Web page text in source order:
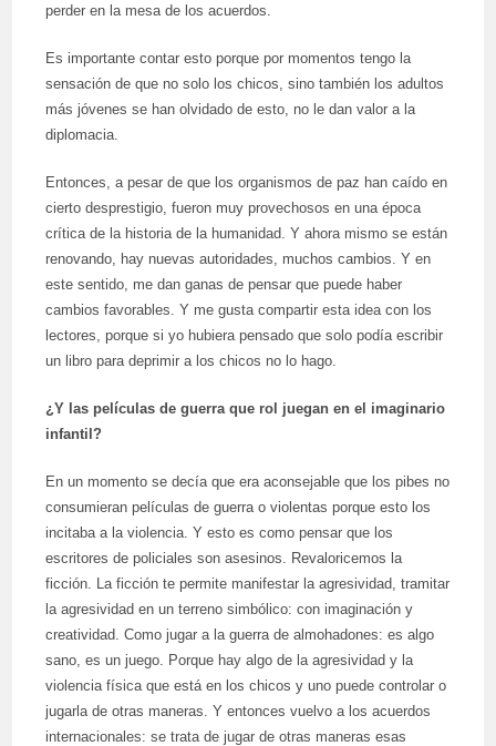
perder en la mesa de los acuerdos.
Es importante contar esto porque por momentos tengo la
sensación de que no solo los chicos, sino también los adultos
más jóvenes se han olvidado de esto, no le dan valor a la
diplomacia.
Entonces, a pesar de que los organismos de paz han caído en
cierto desprestigio, fueron muy provechosos en una época
crítica de la historia de la humanidad. Y ahora mismo se están
renovando, hay nuevas autoridades, muchos cambios. Y en
este sentido, me dan ganas de pensar que puede haber
cambios favorables. Y me gusta compartir esta idea con los
lectores, porque si yo hubiera pensado que solo podía escribir
un libro para deprimir a los chicos no lo hago.
¿Y las películas de guerra que rol juegan en el imaginario
infantil?
En un momento se decía que era aconsejable que los pibes no
consumieran películas de guerra o violentas porque esto los
incitaba a la violencia. Y esto es como pensar que los
escritores de policiales son asesinos. Revaloricemos la
ficción. La ficción te permite manifestar la agresividad, tramitar
la agresividad en un terreno simbólico: con imaginación y
creatividad. Como jugar a la guerra de almohadones: es algo
sano, es un juego. Porque hay algo de la agresividad y la
violencia física que está en los chicos y uno puede controlar o
jugarla de otras maneras. Y entonces vuelvo a los acuerdos
internacionales: se trata de jugar de otras maneras esas